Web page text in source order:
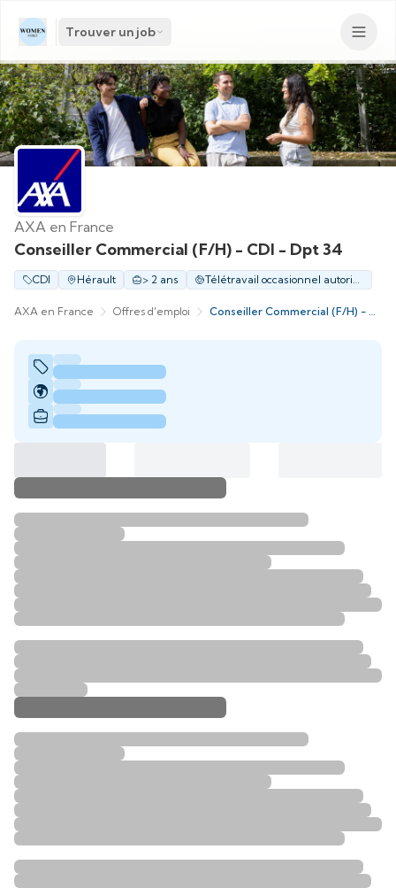
Trouver un job
Conseiller Commercial (F/H) - CDI - Dpt 34
AXA en France
CDI Hérault > 2 ans Télétravail occasionnel autorisé
AXA en France Offres d'emploi Conseiller Commercial (F/H) - CDI - Dpt 34